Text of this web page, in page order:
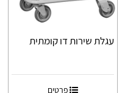
עגלת שירות דו קומתית
פרטים